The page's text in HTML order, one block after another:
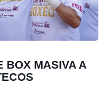
BOX MASIVA A